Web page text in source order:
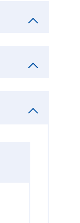
Свернуть
Свернуть